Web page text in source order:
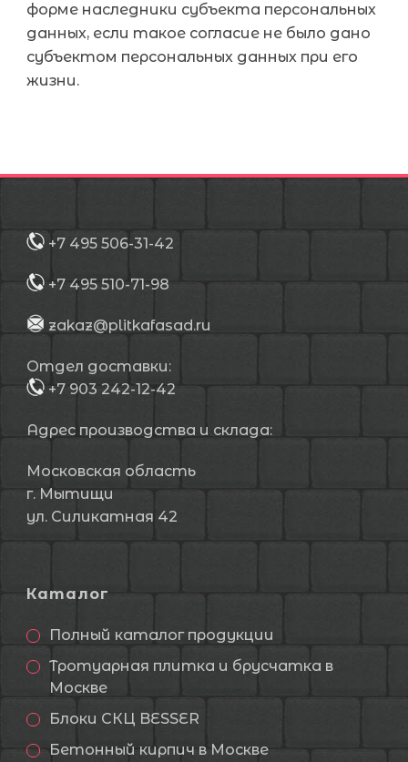
форме наследники субъекта персональных
данных, если такое согласие не было дано
субъектом персональных данных при его
жизни.
+7 495 506-31-42
+7 495 510-71-98
zakaz@plitkafasad.ru
Отдел доставки:
+7 903 242-12-42
Адрес производства и склада:
Московская область
г. Мытищи
ул. Силикатная 42
Каталог
Полный каталог продукции
Тротуарная плитка и брусчатка в
Москве
Блоки СКЦ BESSER
Бетонный кирпич в Москве